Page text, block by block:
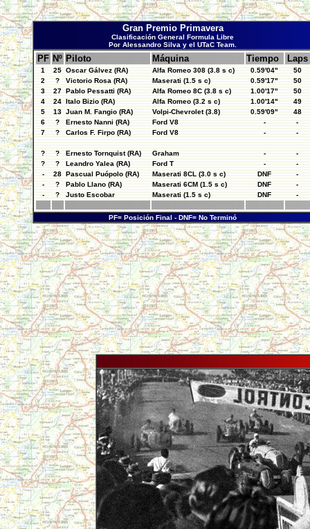
Gran Premio Primavera
Clasificación General Formula Libre
Por Alessandro Silva y el UTaC Team.
PF Nº Piloto Máquina Tiempo Laps
1 25 Oscar Gálvez (RA) Alfa Romeo 308 (3.8 s c) 0.59'04"
50
2
? Victorio Rosa (RA) Maserati (1.5 s c) 0.59'17"
50
3
27 Pablo Pessatti (RA) Alfa Romeo 8C (3.8 s c) 1.00'17"
50
4
24 Italo Bizio (RA) Alfa Romeo (3.2 s c) 1.00'14"
49
5
13 Juan M. Fangio (RA) Volpi-Chevrolet (3.8) 0.59'09"
48
6
? Ernesto Nanni (RA) Ford V8 -
-
7
? Carlos F. Firpo (RA) Ford V8 - -
? ? Ernesto Tornquist (RA) Graham -
-
?
? Leandro Yalea (RA) Ford T -
-
-
28 Pascual Puópolo (RA) Maserati 8CL (3.0 s c) DNF
-
-
? Pablo Llano (RA) Maserati 6CM (1.5 s c) DNF
-
-
? Justo Escobar Maserati (1.5 s c) DNF -
PF= Posición Final - DNF= No Terminó